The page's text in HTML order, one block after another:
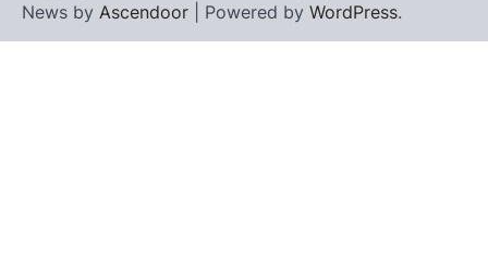
News by Ascendoor | Powered by WordPress.